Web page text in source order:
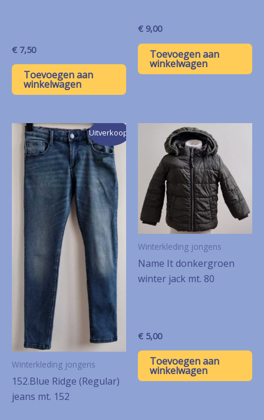
€ 7,50
Toevoegen aan
winkelwagen
€ 9,00
Toevoegen aan
winkelwagen
Uitverkoop!
Winterkleding jongens
152.Blue Ridge (Regular)
jeans mt. 152
Winterkleding jongens
Name It donkergroen
winter jack mt. 80
€ 5,00
Toevoegen aan
winkelwagen